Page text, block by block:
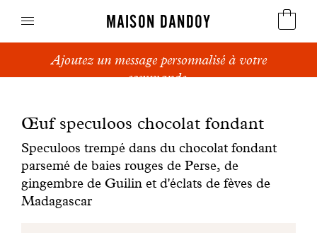
MAISON DANDOY
Speculoos
Pains sucrés
Gâteaux
Ajoutez un message personnalisé à votre
commande.
Œuf speculoos chocolat fondant
Speculoos trempé dans du chocolat fondant
parsemé de baies rouges de Perse, de
gingembre de Guilin et d'éclats de fèves de
Madagascar